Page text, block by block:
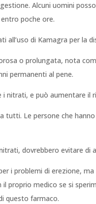
Alcuni uomini
poche ore.
all’uso di Kamagra per la
o prolungata, nota
permanenti al pene.
nitrati, e può aumentare il
Le persone che
dovrebbero evitare di
i problemi di erezione,
proprio medico se si
questo farmaco.